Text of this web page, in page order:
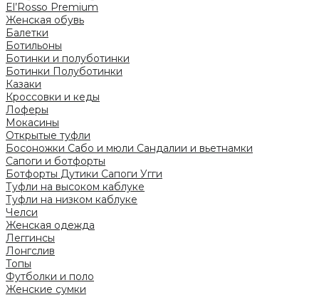
El’Rosso Premium
Женская обувь
Балетки
Ботильоны
Ботинки и полуботинки
Ботинки Полуботинки
Казаки
Кроссовки и кеды
Лоферы
Мокасины
Открытые туфли
Босоножки Сабо и мюли Сандалии и вьетнамки
Сапоги и ботфорты
Ботфорты Дутики Сапоги Угги
Туфли на высоком каблуке
Туфли на низком каблуке
Челси
Женская одежда
Леггинсы
Лонгслив
Топы
Футболки и поло
Женские сумки